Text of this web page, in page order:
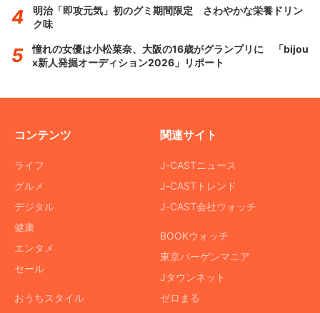
明治「即攻元気」初のグミ期間限定 さわやかな栄養ドリン
ク味
憧れの女優は小松菜奈、大阪の16歳がグランプリに 「bijou
x新人発掘オーディション2026」リポート
コンテンツ
ライフ
グルメ
デジタル
健康
エンタメ
セール
おうちスタイル
関連サイト
J-CASTニュース
J-CASTトレンド
J-CAST会社ウォッチ
BOOKウォッチ
東京バーゲンマニア
Jタウンネット
ゼロまる